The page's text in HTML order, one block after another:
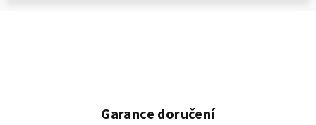
Garance doručení